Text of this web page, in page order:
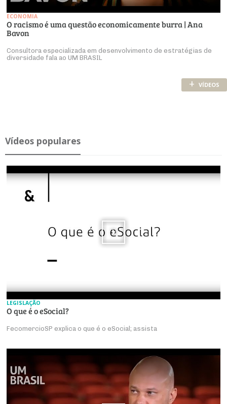
ECONOMIA
O racismo é uma questão economicamente burra | Ana
Bavon
Consultora especializada em desenvolvimento de estratégias de
diversidade fala ao UM BRASIL
+ VÍDEOS
Ví­deos po­pu­lares
LEGISLAÇÃO
O que é o eSocial?
FecomercioSP explica o que é o eSocial; assista